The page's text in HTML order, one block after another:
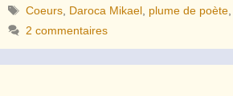
Étiquettes
Coeurs Daroca Mikael plume de poète
2 commentaires